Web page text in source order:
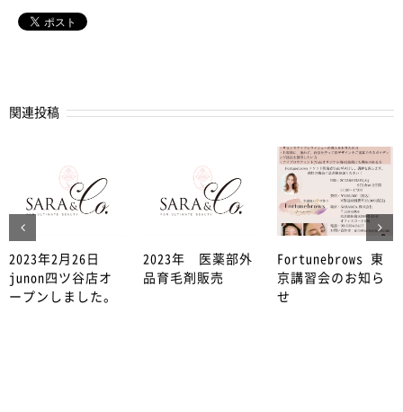
関連投稿
2023年2月26日
junon四ツ谷店オ
ープンしました。
2023年 医薬部外
品育毛剤販売
Fortunebrows 東
京講習会のお知ら
せ